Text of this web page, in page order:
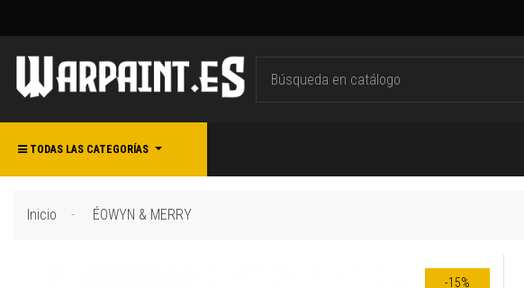
TODAS LAS CATEGORÍAS
Inicio ÉOWYN & MERRY
-15%